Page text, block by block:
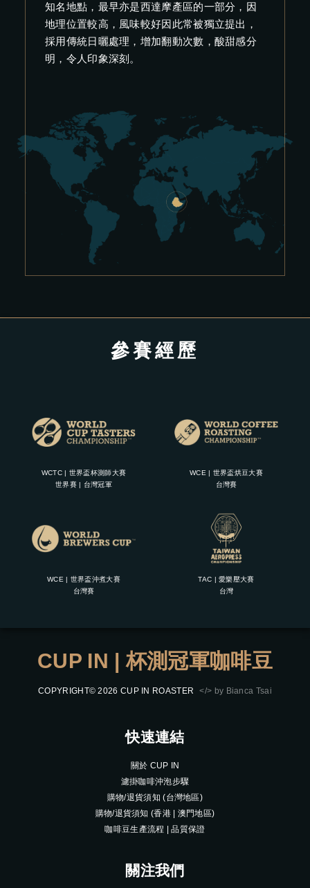
知名地點，最早亦是西達摩產區的一部分，因
地理位置較高，風味較好因此常被獨立提出，
採用傳統日曬處理，增加翻動次數，酸甜感分
明，令人印象深刻。
參賽經歷
WCTC | 世界盃杯測師大賽
世界賽 | 台灣冠軍
WCE | 世界盃烘豆大賽
台灣賽
WCE | 世界盃沖煮大賽
台灣賽
TAC | 愛樂壓大賽
台灣
CUP IN | 杯測冠軍咖啡豆
COPYRIGHT© 2026 CUP IN ROASTER </> by Bianca Tsai
快速連結
關於 CUP IN
濾掛咖啡沖泡步驟
購物/退貨須知 (台灣地區)
購物/退貨須知 (香港 | 澳門地區)
咖啡豆生產流程 | 品質保證
關注我們